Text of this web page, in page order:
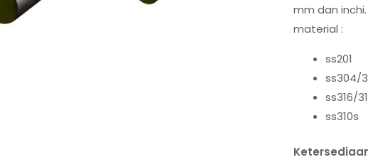
mm dan
material :
ss201
ss304/
ss316/
ss310s